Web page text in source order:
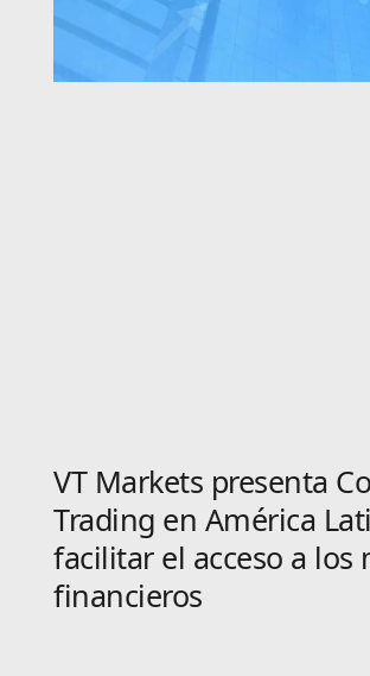
VT Markets presenta
Trading en América
facilitar el acceso a los
financieros